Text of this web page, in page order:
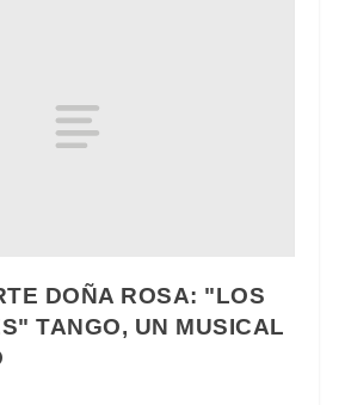
DOÑA ROSA: "LOS
TANGO, UN MUSICAL